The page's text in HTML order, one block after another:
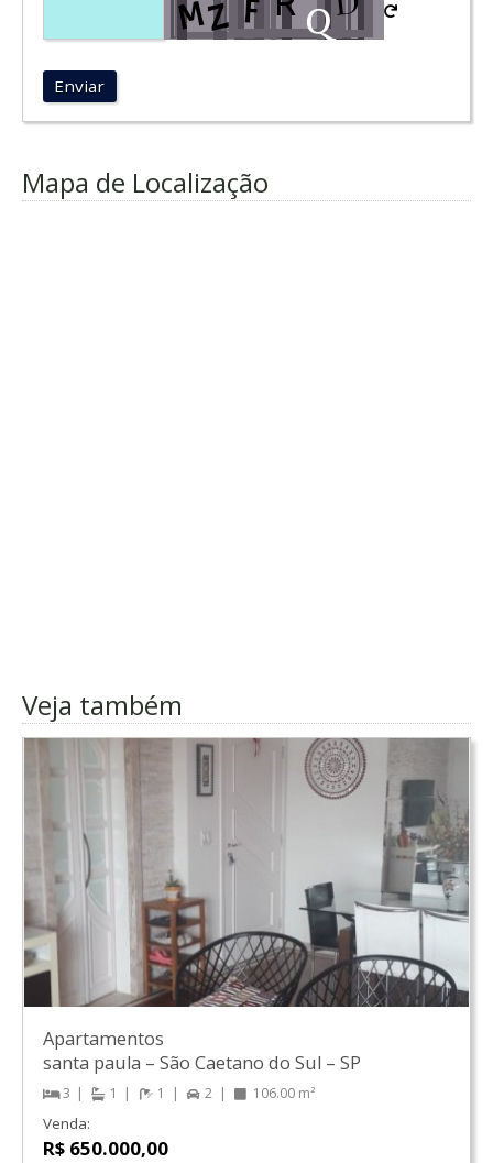
Enviar
Mapa de Localização
Veja também
Apartamentos
santa paula – São Caetano do Sul – SP
3 1 1 2 106.00 m²
Venda:
R$ 650.000,00